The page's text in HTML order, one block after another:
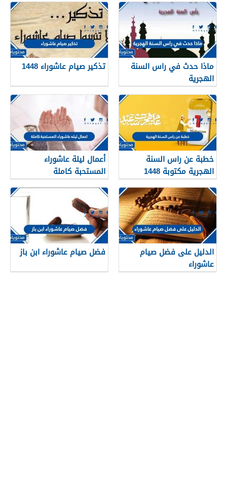
ماذا حدث في راس السنة
الهجرية
تذكير صيام عاشوراء 1448
خطبة عن راس السنة
الهجرية مكتوبة 1448
أعمال ليلة عاشوراء
المستحبة كاملة
الدليل على فضل صيام
عاشوراء
فضل صيام عاشوراء ابن باز